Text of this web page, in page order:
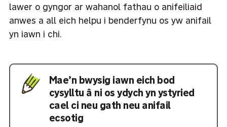
lawer o gyngor ar wahanol fathau o anifeiliaid
anwes a all eich helpu i benderfynu os yw anifail
yn iawn i chi.
Mae’n bwysig iawn eich bod
cysylltu â ni os ydych yn ystyried
cael ci neu gath neu anifail
ecsotig